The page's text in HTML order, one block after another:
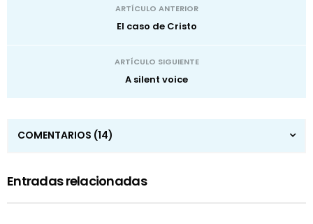
ARTÍCULO ANTERIOR
El caso de Cristo
ARTÍCULO SIGUIENTE
A silent voice
COMENTARIOS (14)
Entradas relacionadas